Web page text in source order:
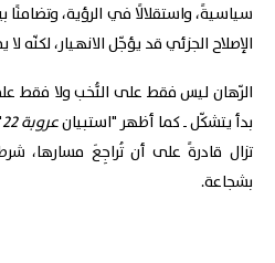
سياسيةً، واستقلالًا في الرؤية، وتضامنًا
الإصلاح الجزئي قد يؤجّل الانهيار، لكنّه
الرّهان ليس فقط على النُّخب ولا فقط
بدأ يتشكّل ـ كما أظهر "استبيانعروبة 22
تزال قادرةً على أن تُراجِعَ مسارها،
بشجاعة.